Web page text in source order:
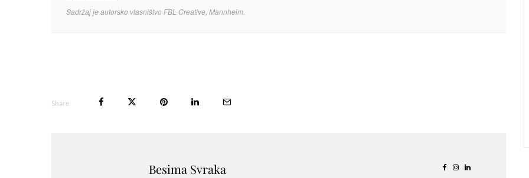
Sadržaj je autorsko vlasništvo FBL Creative, Mannheim.
Share
Besima Svraka